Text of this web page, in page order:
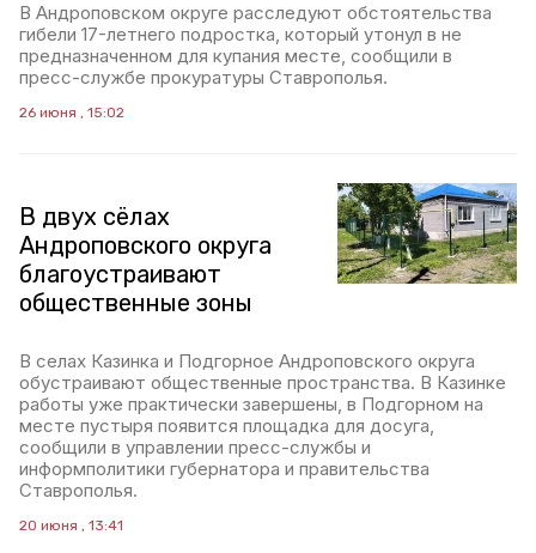
В Андроповском округе расследуют обстоятельства
гибели 17-летнего подростка, который утонул в не
предназначенном для купания месте, сообщили в
пресс-службе прокуратуры Ставрополья.
26 июня , 15:02
В двух сёлах
Андроповского округа
благоустраивают
общественные зоны
В селах Казинка и Подгорное Андроповского округа
обустраивают общественные пространства. В Казинке
работы уже практически завершены, в Подгорном на
месте пустыря появится площадка для досуга,
сообщили в управлении пресс-службы и
информполитики губернатора и правительства
Ставрополья.
20 июня , 13:41